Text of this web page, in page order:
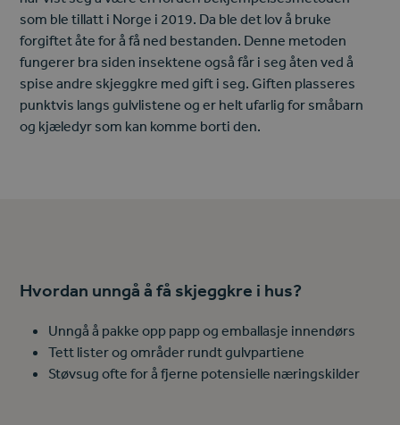
som ble tillatt i Norge i 2019. Da ble det lov å bruke
forgiftet åte for å få ned bestanden. Denne metoden
fungerer bra siden insektene også får i seg åten ved å
spise andre skjeggkre med gift i seg. Giften plasseres
punktvis langs gulvlistene og er helt ufarlig for småbarn
og kjæledyr som kan komme borti den.
Hvordan unngå å få skjeggkre i hus?
Unngå å pakke opp papp og emballasje innendørs
Tett lister og områder rundt gulvpartiene
Støvsug ofte for å fjerne potensielle næringskilder